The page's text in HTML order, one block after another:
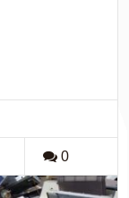
0